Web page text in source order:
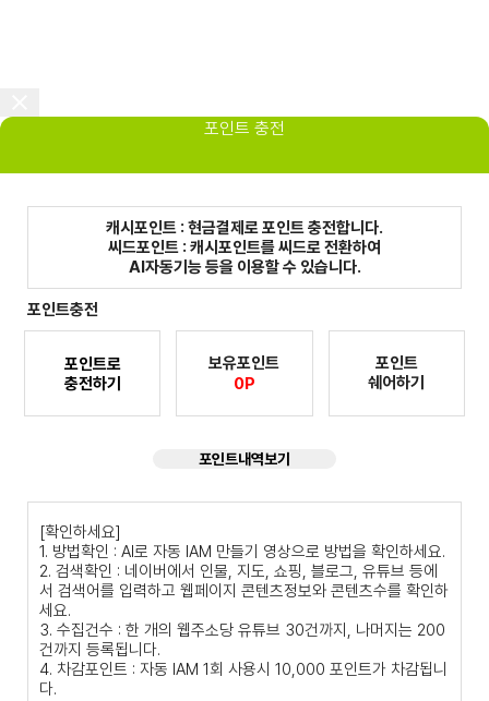
포인트 충전
캐시포인트 : 현금결제로 포인트 충전합니다.
씨드포인트 : 캐시포인트를 씨드로 전환하여
AI자동기능 등을 이용할 수 있습니다.
포인트충전
포인트로
충전하기
보유포인트
0P
포인트
쉐어하기
포인트내역보기
[확인하세요]
1. 방법확인 : AI로 자동 IAM 만들기 영상으로 방법을 확인하세요.
2. 검색확인 : 네이버에서 인물, 지도, 쇼핑, 블로그, 유튜브 등에
서 검색어를 입력하고 웹페이지 콘텐츠정보와 콘텐츠수를 확인하
세요.
3. 수집건수 : 한 개의 웹주소당 유튜브 30건까지, 나머지는 200
건까지 등록됩니다.
4. 차감포인트 : 자동 IAM 1회 사용시 10,000 포인트가 차감됩니
다.